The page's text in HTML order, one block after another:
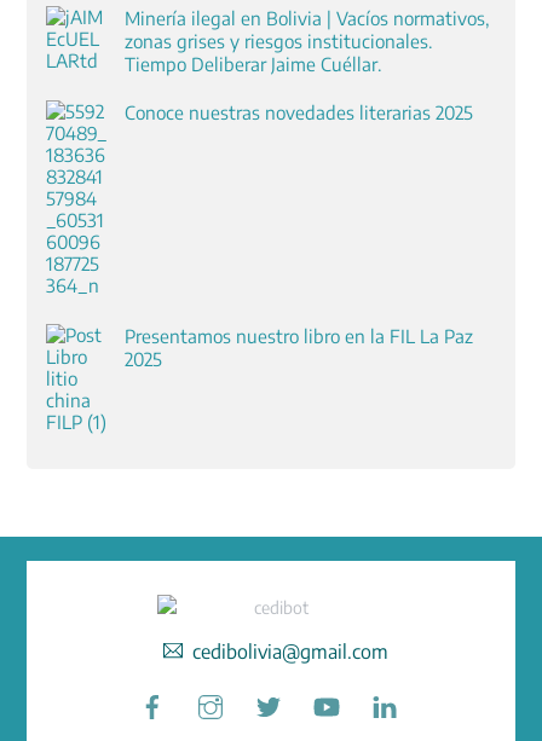
Minería ilegal en Bolivia | Vacíos normativos,
zonas grises y riesgos institucionales.
Tiempo Deliberar Jaime Cuéllar.
Conoce nuestras novedades literarias 2025
Presentamos nuestro libro en la FIL La Paz
2025
cedibolivia@gmail.com
Facebook